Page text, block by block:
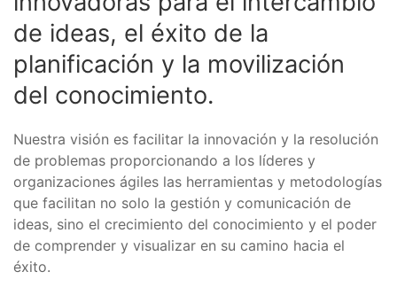
de ideas, el éxito de la
planificación y la movilización
del conocimiento.
Nuestra visión es facilitar la innovación y la resolución
de problemas proporcionando a los líderes y
organizaciones ágiles las herramientas y metodologías
que facilitan no solo la gestión y comunicación de
ideas, sino el crecimiento del conocimiento y el poder
de comprender y visualizar en su camino hacia el
éxito.